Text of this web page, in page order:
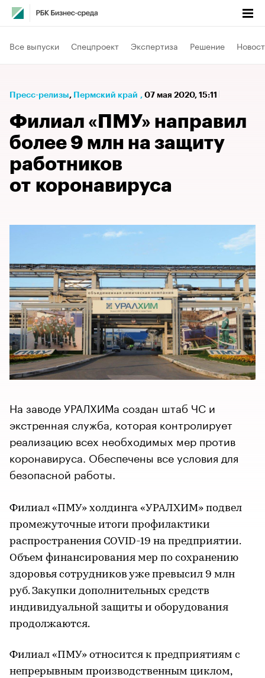
Все выпуски Спецпроект Экспертиза Решение
Пресс-релизы⁠, Пермский край , 07 мая 2020, 15:11
Филиал «ПМУ» направил
более 9 млн на защиту
работников
от коронавируса
На заводе УРАЛХИМа создан штаб ЧС и
экстренная служба, которая контролирует
реализацию всех необходимых мер против
коронавируса. Обеспечены все условия для
безопасной работы.
Филиал «ПМУ» холдинга «УРАЛХИМ» подвел
промежуточные итоги профилактики
распространения COVID-19 на предприятии.
Объем финансирования мер по сохранению
здоровья сотрудников уже превысил 9 млн
руб. Закупки дополнительных средств
индивидуальной защиты и оборудования
продолжаются.
Филиал «ПМУ» относится к предприятиям с
непрерывным производственным циклом,